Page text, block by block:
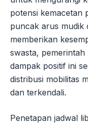
potensi kemacetan
puncak arus mudik
memberikan
swasta,
dampak positif ini
distribusi mobilitas
dan terkendali.
Penetapan jadwal